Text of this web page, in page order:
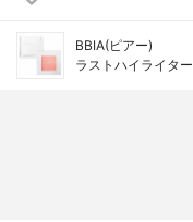
BBIA(ピアー)
ラストハイライター